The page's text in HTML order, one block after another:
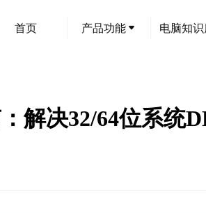
首页 产品功能 电脑知识
解决32/64位系统